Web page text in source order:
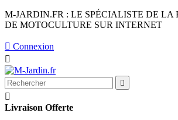
M-JARDIN.FR : LE SPÉCIALISTE DE LA
DE MOTOCULTURE SUR INTERNET
 Connexion



Livraison Offerte